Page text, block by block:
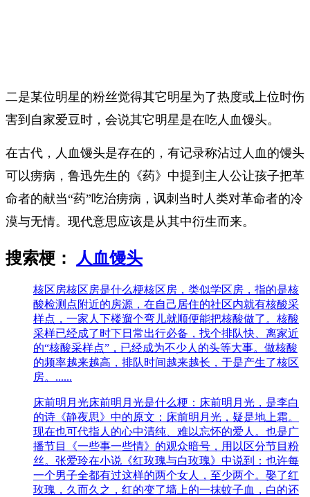
二是某位明星的粉丝觉得其它明星为了热度或上位时伤
害到自家爱豆时，会说其它明星是在吃人血馒头。
在古代，人血馒头是存在的，有记录称沾过人血的馒头
可以痨病，鲁迅先生的《药》中提到主人公让孩子把革
命者的献当“药”吃治痨病，讽刺当时人类对革命者的冷
漠与无情。现代意思应该是从其中衍生而来。
搜索梗： 人血馒头
核区房核区房是什么梗核区房，类似学区房，指的是核
酸检测点附近的房源，在自己居住的社区内就有核酸采
样点，一家人下楼遛个弯儿就顺便能把核酸做了。核酸
采样已经成了时下日常出行必备，找个排队快、离家近
的“核酸采样点”，已经成为不少人的头等大事。做核酸
的频率越来越高，排队时间越来越长，于是产生了核区
房。......
床前明月光床前明月光是什么梗：床前明月光，是李白
的诗《静夜思》中的原文：床前明月光，疑是地上霜。
现在也可代指人的心中清纯、难以忘怀的爱人。也是广
播节目《一些事一些情》的观众暗号，用以区分节目粉
丝。张爱玲在小说《红玫瑰与白玫瑰》中说到：也许每
一个男子全都有过这样的两个女人，至少两个。娶了红
玫瑰，久而久之，红的变了墙上的一抹蚊子血，白的还